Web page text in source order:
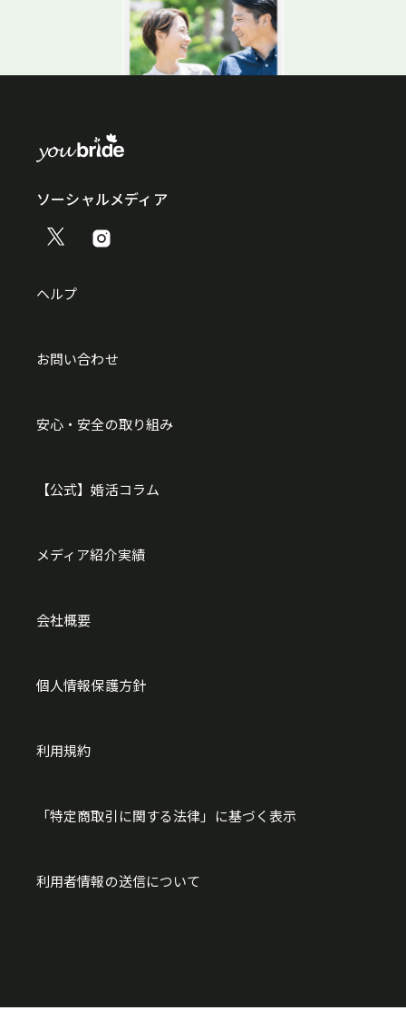
ソーシャルメディア
ヘルプ
お問い合わせ
安心・安全の取り組み
【公式】婚活コラム
メディア紹介実績
会社概要
個人情報保護方針
利用規約
「特定商取引に関する法律」に基づく表示
利用者情報の送信について